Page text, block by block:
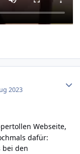
2023
Webseite,
dafür:
bei den